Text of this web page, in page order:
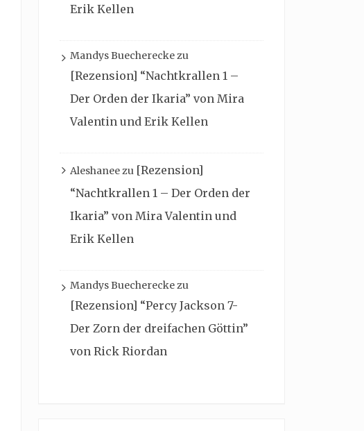
Erik Kellen
Mandys Buechereckezu
[Rezension] “Nachtkrallen 1 –
Der Orden der Ikaria” von Mira
Valentin und Erik Kellen
Aleshaneezu [Rezension]
“Nachtkrallen 1 – Der Orden der
Ikaria” von Mira Valentin und
Erik Kellen
Mandys Buechereckezu
[Rezension] “Percy Jackson 7-
Der Zorn der dreifachen Göttin”
von Rick Riordan